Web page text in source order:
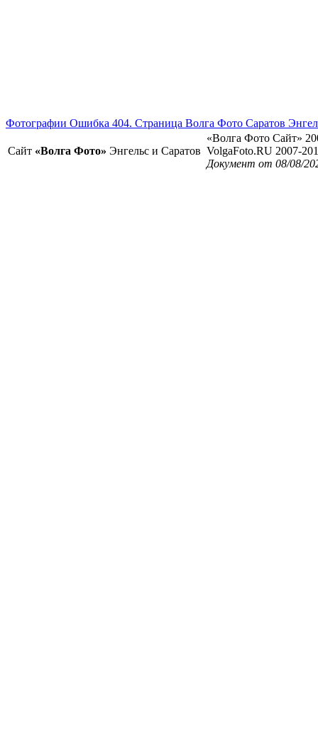
Фотографии Ошибка 404. Страница Волга Фото Саратов
Сайт «Волга Фото» Энгельс и Саратов
«Волга Фото Сайт»
VolgaFoto.RU 2007-
Документ от 08/08/